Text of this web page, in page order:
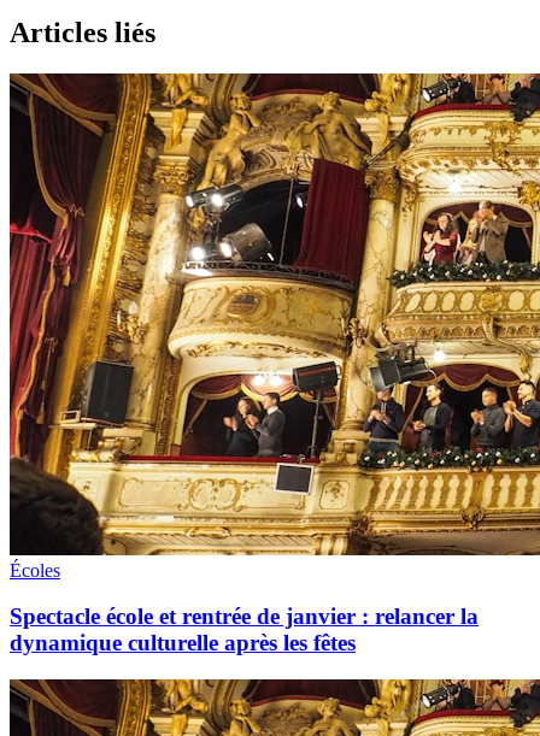
Articles liés
Écoles
Spectacle école et rentrée de janvier : relancer la
dynamique culturelle après les fêtes